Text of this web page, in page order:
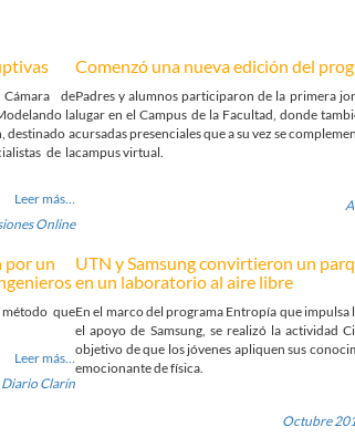
de
la
destinado a
de la
Leer más…
Online
Comenzó una nueva edición del
Padres y alumnos participaron de la primera
lugar en el Campus de la Facultad, donde
cursadas presenciales que a su vez se
campus virtual.
por un
que
Leer más…
Clarín
UTN y Samsung convirtieron un
en un laboratorio al aire libre
En el marco del programa Entropía que impulsa
el apoyo de Samsung, se realizó la actividad
objetivo de que los jóvenes apliquen sus
emocionante de física.
Octubre